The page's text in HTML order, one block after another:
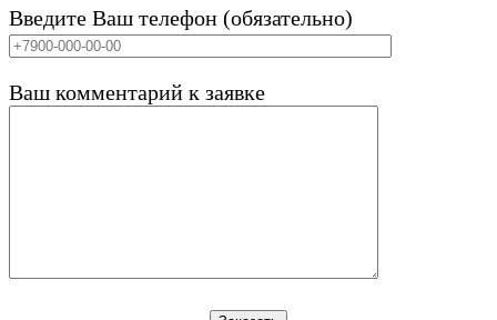
Введите Ваш телефон (обязательно)
Ваш комментарий к заявке